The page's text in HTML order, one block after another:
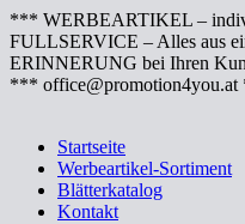
Springe
zum
Inhalt
*** WERBEARTIKEL –
FULLSERVICE – Alles aus
ERINNERUNG bei Ihren
***
Startseite
Werbeartikel-Sortiment
Blätterkatalog
Kontakt